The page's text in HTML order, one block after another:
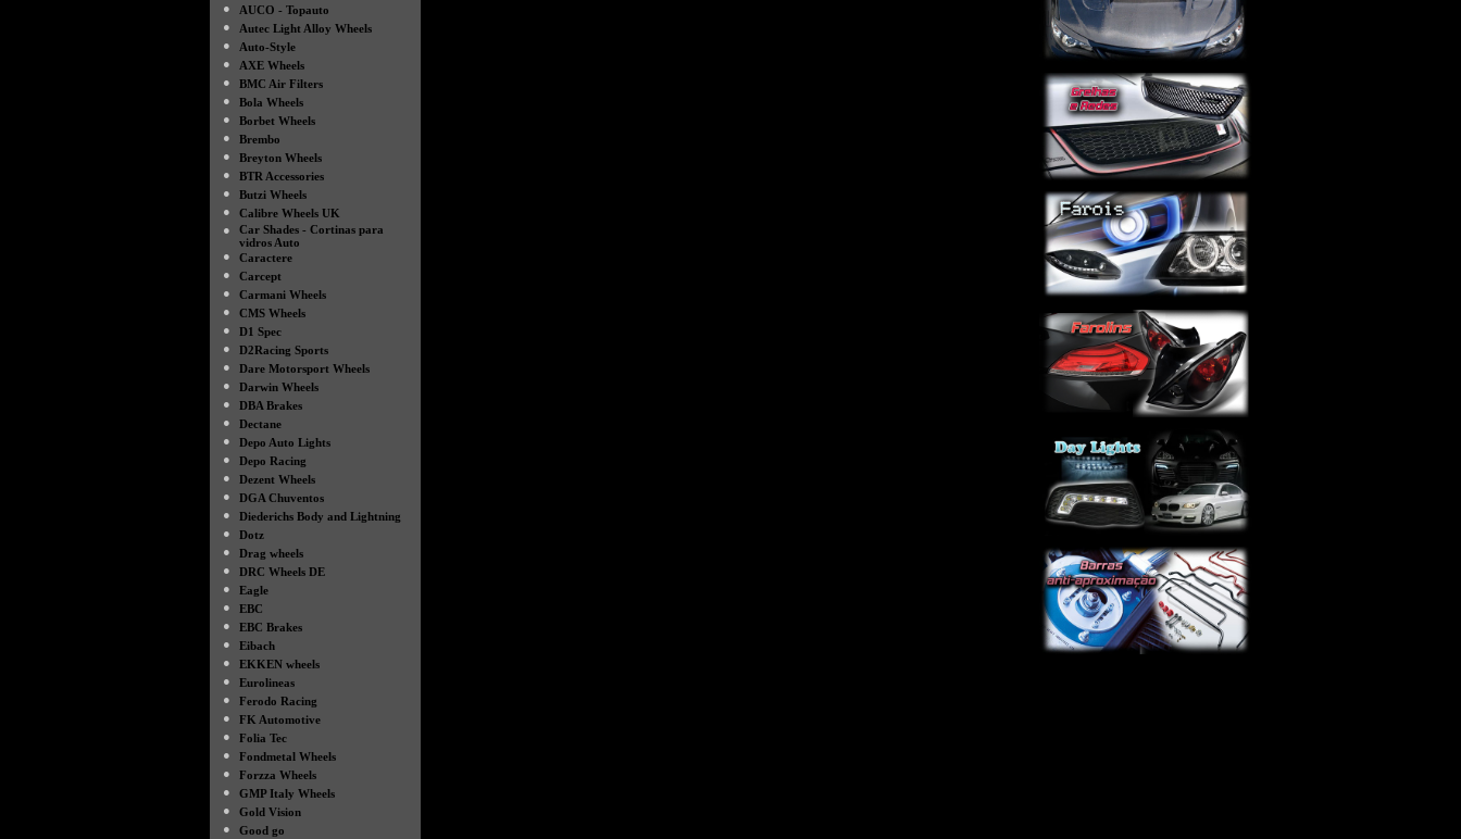
●
AUCO - Topauto
●
Autec Light Alloy Wheels
●
Auto-Style
●
AXE Wheels
●
BMC Air Filters
●
Bola Wheels
●
Borbet Wheels
●
Brembo
●
Breyton Wheels
●
BTR Accessories
●
Butzi Wheels
●
Calibre Wheels UK
●
Car Shades - Cortinas para
vidros Auto
●
Caractere
●
Carcept
●
Carmani Wheels
●
CMS Wheels
●
D1 Spec
●
D2Racing Sports
●
Dare Motorsport Wheels
●
Darwin Wheels
●
DBA Brakes
●
Dectane
●
Depo Auto Lights
●
Depo Racing
●
Dezent Wheels
●
DGA Chuventos
●
Diederichs Body and Lightning
●
Dotz
●
Drag wheels
●
DRC Wheels DE
●
Eagle
●
EBC
●
EBC Brakes
●
Eibach
●
EKKEN wheels
●
Eurolineas
●
Ferodo Racing
●
FK Automotive
●
Folia Tec
●
Fondmetal Wheels
●
Forzza Wheels
●
GMP Italy Wheels
●
Gold Vision
●
Good go